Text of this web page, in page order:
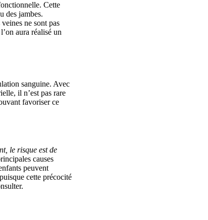
Cette
des jambes.
ne sont pas
aura réalisé un
sanguine. Avec
il n’est pas rare
favoriser ce
le risque est de
causes
peuvent
cette précocité